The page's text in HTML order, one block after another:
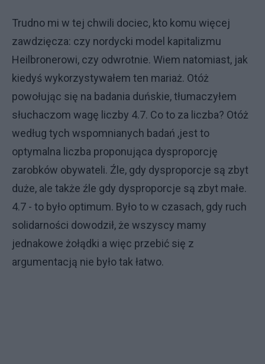
Trudno mi w tej chwili dociec, kto komu więcej
zawdzięcza: czy nordycki model kapitalizmu
Heilbronerowi, czy odwrotnie. Wiem natomiast, jak
kiedyś wykorzystywałem ten mariaż. Otóż
powołując się na badania duńskie, tłumaczyłem
słuchaczom wagę liczby 4.7. Co to za liczba? Otóż
według tych wspomnianych badań ,jest to
optymalna liczba proponująca dysproporcję
zarobków obywateli. Źle, gdy dysproporcje są zbyt
duże, ale także źle gdy dysproporcje są zbyt małe.
4.7 - to było optimum. Było to w czasach, gdy ruch
solidarności dowodził, że wszyscy mamy
jednakowe żołądki a więc przebić się z
argumentacją nie było tak łatwo.